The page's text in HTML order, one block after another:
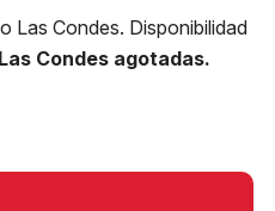
Las Condes. Disponibilidad
Condes agotadas.